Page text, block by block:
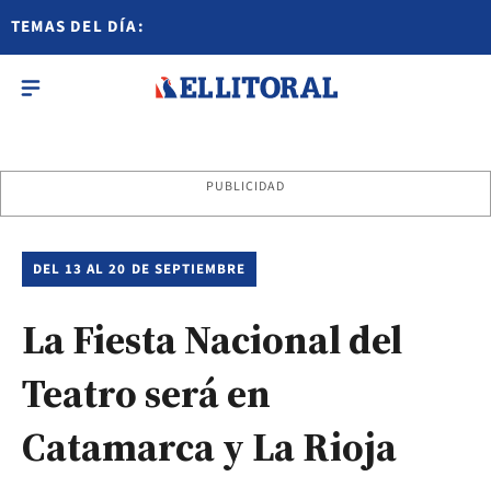
TEMAS DEL DÍA:
PUBLICIDAD
DEL 13 AL 20 DE SEPTIEMBRE
La Fiesta Nacional del
Teatro será en
Catamarca y La Rioja